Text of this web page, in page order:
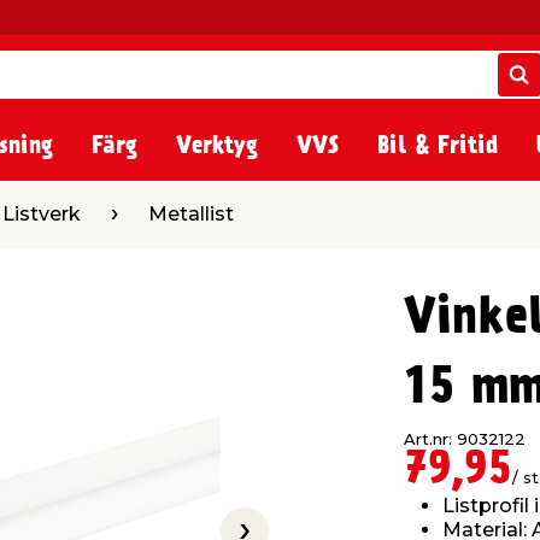
Färg Verktyg VVS Bil & Fritid
Metallist
Listverk Metallist
15
Art.nr: 9032122
79,95/ st.
Listprofil
Material: